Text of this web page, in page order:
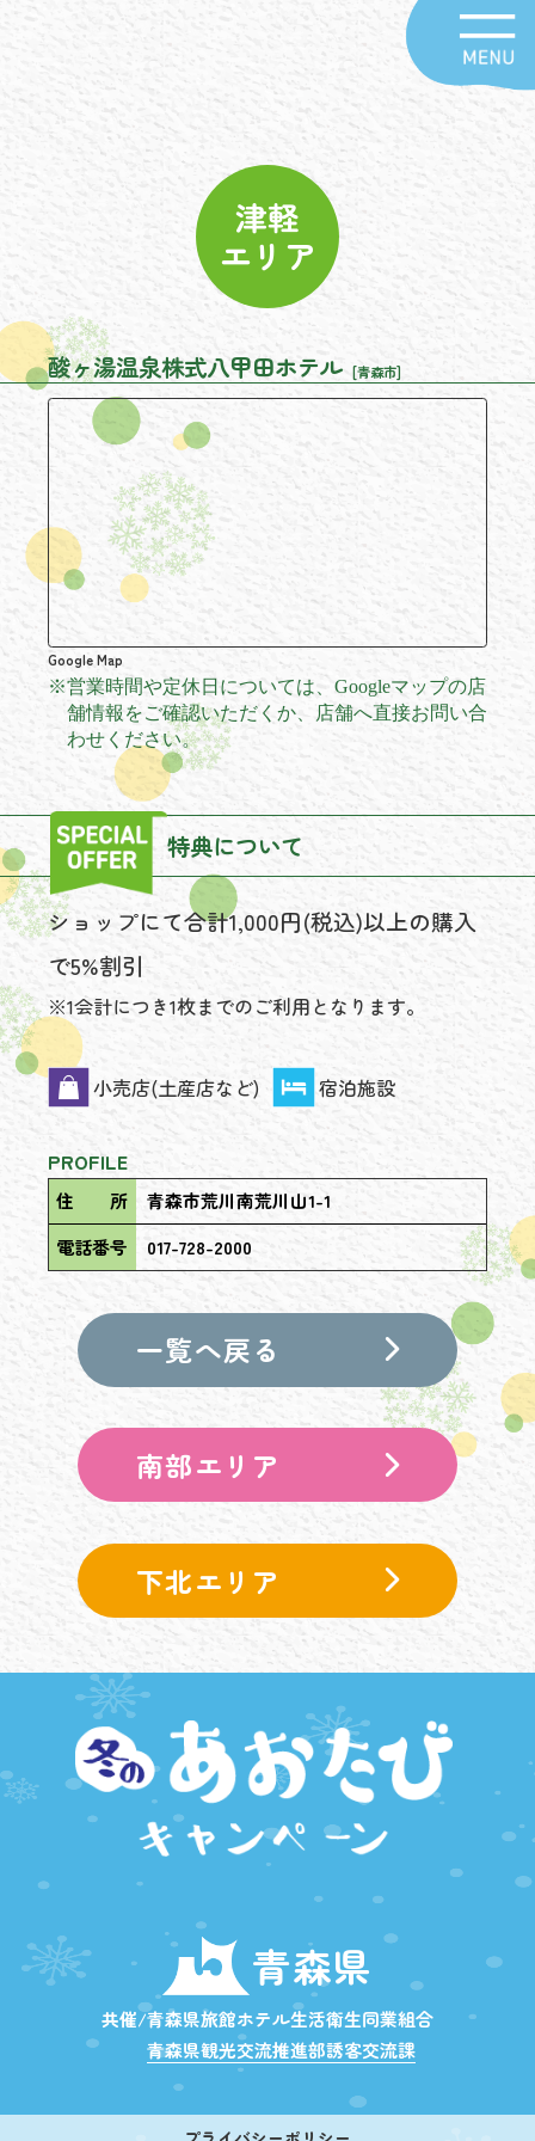
津軽
エリア
酸ヶ湯温泉株式八甲田ホテル [青森市]
特典について
ショップにて合計1,000円(税込)以上の購入
で5%割引
※1会計につき1枚までのご利用となります。
小売店(土産店など) 宿泊施設
PROFILE
住 所
青森市荒川南荒川山1-1
電話番号
017-728-2000
Google Map
※営業時間や定休日については、Googleマップの店
舗情報をご確認いただくか、店舗へ直接お問い合
わせください。
一覧へ戻る
南部エリア
下北エリア
青森県
共催/青森県旅館ホテル生活衛生同業組合
青森県観光交流推進部誘客交流課